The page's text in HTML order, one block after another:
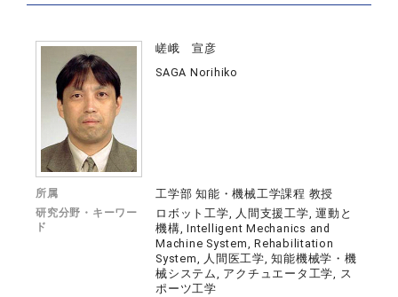
嵯峨 宣彦
SAGA Norihiko
所属 工学部 知能・機械工学課程 教授
研究分野・キーワー
ド
ロボット工学, 人間支援工学, 運動と
機構, Intelligent Mechanics and
Machine System, Rehabilitation
System, 人間医工学, 知能機械学・機
械システム, アクチュエータ工学, ス
ポーツ工学